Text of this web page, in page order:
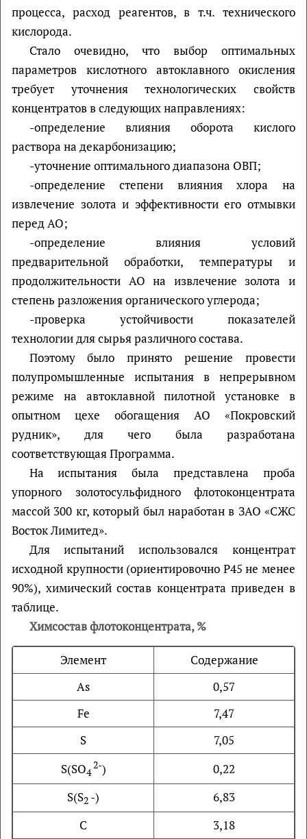
процесса, расход реагентов, в т.ч. технического
кислорода.
Стало очевидно, что выбор оптимальных
параметров кислотного автоклавного окисления
требует уточнения технологических свойств
концентратов в следующих направлениях:
-определение влияния оборота кислого
раствора на декарбонизацию;
-уточнение оптимального диапазона ОВП;
-определение степени влияния хлора на
извлечение золота и эффективности его отмывки
перед АО;
-определение влияния условий
предварительной обработки, температуры и
продолжительности АО на извлечение золота и
степень разложения органического углерода;
-проверка устойчивости показателей
технологии для сырья различного состава.
Поэтому было принято решение провести
полупромышленные испытания в непрерывном
режиме на автоклавной пилотной установке в
опытном цехе обогащения АО «Покровский
рудник», для чего была разработана
соответствующая Программа.
На испытания была представлена проба
упорного золотосульфидного флотоконцентрата
массой 300 кг, который был наработан в ЗАО «СЖС
Восток Лимитед».
Для испытаний использовался концентрат
исходной крупности (ориентировочно Р45 не менее
90%), химический состав концентрата приведен в
таблице.
Химсостав флотоконцентрата, %
Элемент
Содержание
As
0,57
Fe
7,47
S
7,05
S(SO4
2-)
0,22
S(S2 -)
6,83
С
3,18